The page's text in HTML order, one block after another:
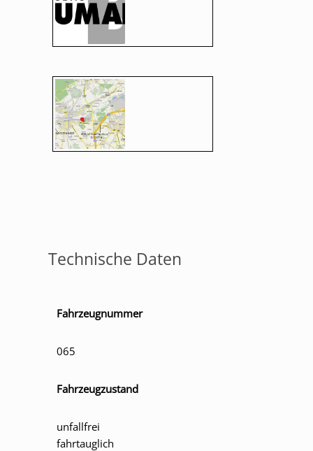
Technische Daten
Fahrzeugnummer
065
Fahrzeugzustand
unfallfrei
fahrtauglich